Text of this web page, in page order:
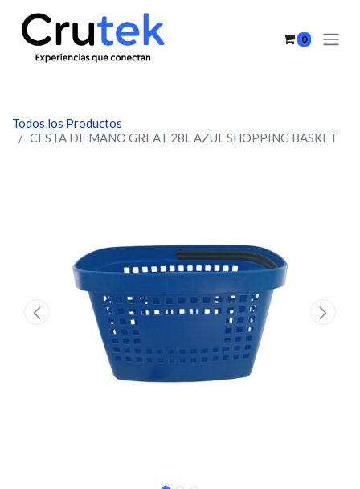
0
Todos los Productos
CESTA DE MANO GREAT 28L AZUL SHOPPING BASKET